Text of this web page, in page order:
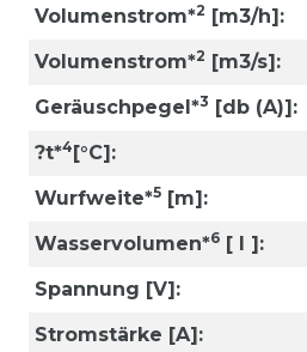
Volumenstrom*2 [m3/h]:
Volumenstrom*2 [m3/s]:
Geräuschpegel*3 [db (A)]:
?t*4[°C]:
Wurfweite*5 [m]:
Wasservolumen*6 [ l ]:
Spannung [V]:
Stromstärke [A]: